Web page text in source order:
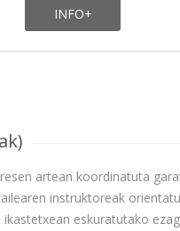
INFO+
artean koordinatuta
instruktoreak
eskuratutako